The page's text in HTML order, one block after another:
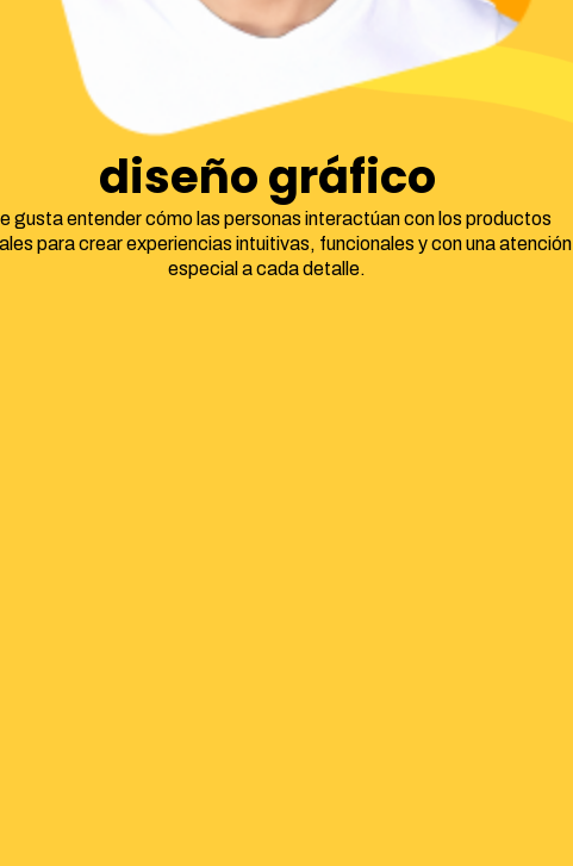
diseño gráfico
gusta entender cómo las personas interactúan con los productos
para crear experiencias intuitivas, funcionales y con una atención
especial a cada detalle.